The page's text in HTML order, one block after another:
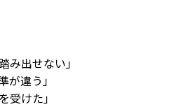
み出せない」
が違う」
受けた」